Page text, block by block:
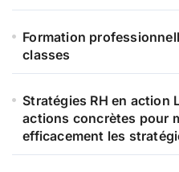
Formation
classes
Stratégies RH en action
actions concrètes pour
efficacement les